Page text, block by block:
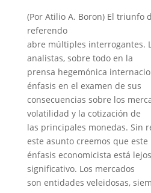
(Por Atilio A. Boron) El triunfo
referendo
abre múltiples interrogantes.
analistas, sobre todo en la
prensa hegemónica
énfasis en el examen de sus
consecuencias sobre los
volatilidad y la cotización de
las principales monedas. Sin
este asunto creemos que este
énfasis economicista está
significativo. Los mercados
son entidades veleidosas,